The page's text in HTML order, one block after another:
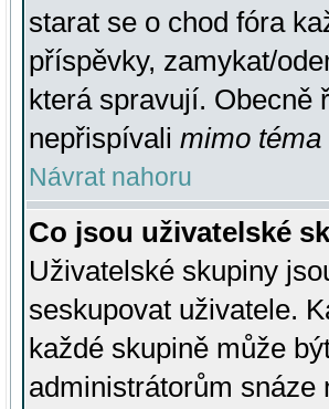
starat se o chod fóra
příspěvky, zamykat/
která spravují. Obecně
nepřispívali mimo téma
Návrat nahoru
Co jsou uživatelské
Uživatelské skupiny
seskupovat uživatele.
každé skupině může
administrátorům snáze